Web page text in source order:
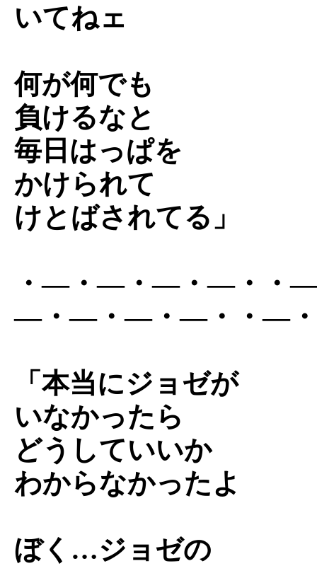
いてねェ
何が何でも
負けるなと
毎日はっぱを
かけられて
けとばされてる」
・―・―・―・―・・
―・―・―・―・・―
「本当にジョゼが
いなかったら
どうしていいか
わからなかったよ
ぼく…ジョゼの